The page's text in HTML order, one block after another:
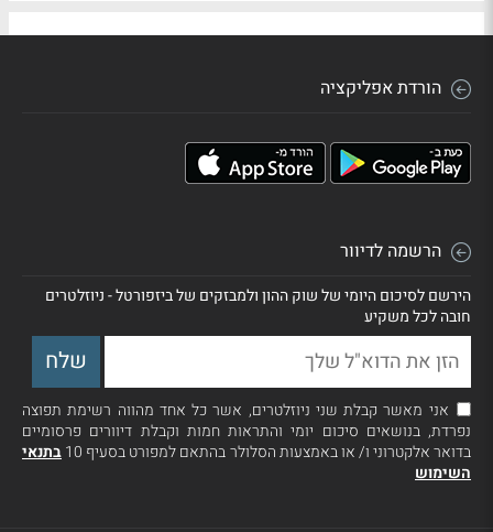
הורדת אפליקציה
הרשמה לדיוור
הירשם לסיכום היומי של שוק ההון ולמבזקים של ביזפורטל - ניוזלטרים
חובה לכל משקיע
אני מאשר קבלת שני ניוזלטרים, אשר כל אחד מהווה רשימת תפוצה
נפרדת, בנושאים סיכום יומי והתראות חמות וקבלת דיוורים פרסומיים
בדואר אלקטרוני ו/ או באמצעות הסלולר בהתאם למפורט בסעיף 10
בתנאי
השימוש